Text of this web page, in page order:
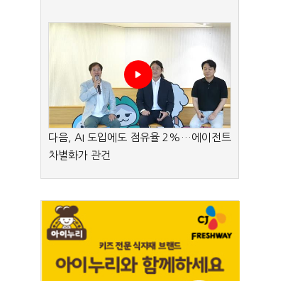
다음, AI 도입에도 점유율 2%…에이전트
차별화가 관건